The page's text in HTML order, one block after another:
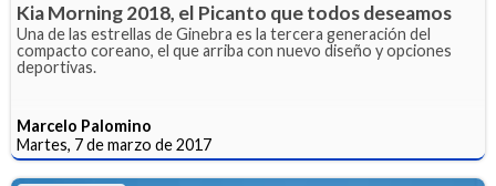
Kia Morning 2018, el Picanto que todos deseamos
Una de las estrellas de Ginebra es la tercera generación del
compacto coreano, el que arriba con nuevo diseño y opciones
deportivas.
Marcelo Palomino
Martes, 7 de marzo de 2017